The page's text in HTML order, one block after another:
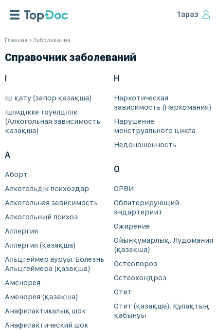
Тараз
Главная Заболевания
Справочник заболеваний
І
Іш қату (запор қазақша)
Ішімдікке тәуелділік
(Алкогольная зависимость
қазақша)
А
Аборт
Алкогольдік психоздар
Алкогольная зависимость
Алкогольный психоз
Аллергия
Аллергия (қазақша)
Альцгеймер ауруы. Болезнь
Альцгеймера (қазақша)
Аменорея
Аменорея (қазақша)
Анафилактикалық шок
Анафилактический шок
Н
Наркотическая
зависимость (Наркомания)
Нарушение
менструального цикла
Недоношенность
О
ОРВИ
Облитерирующий
эндартериит
Ожирение
Ойынқұмарлық. Лудомания
(қазақша)
Остеопороз
Остеохондроз
Отит
Отит (қазақша). Құлақтың
қабынуы